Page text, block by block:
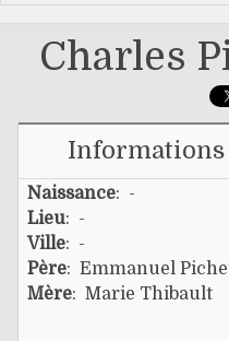
Charles
Informations
Naissance: -
Lieu: -
Ville: -
Père: Emmanuel
Mère: Marie Thibault